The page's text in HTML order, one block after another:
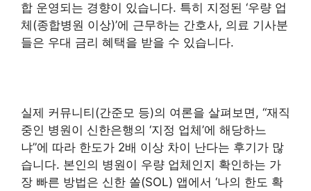
합 운영되는 경향이 있습니다. 특히 지정된 ‘우량 업
체(종합병원 이상)’에 근무하는 간호사, 의료 기사분
들은 우대 금리 혜택을 받을 수 있습니다.
실제 커뮤니티(간준모 등)의 여론을 살펴보면, “재직
중인 병원이 신한은행의 ‘지정 업체’에 해당하느
냐”에 따라 한도가 2배 이상 차이 난다는 후기가 많
습니다. 본인의 병원이 우량 업체인지 확인하는 가
장 빠른 방법은 신한 쏠(SOL) 앱에서 ‘나의 한도 확